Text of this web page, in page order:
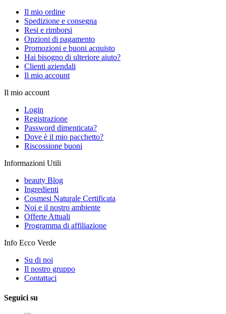
Il mio ordine
Spedizione e consegna
Resi e rimborsi
Opzioni di pagamento
Promozioni e buoni acquisto
Hai bisogno di ulteriore aiuto?
Clienti aziendali
Il mio account
Il mio account
Login
Registrazione
Password dimenticata?
Dove è il mio pacchetto?
Riscossione buoni
Informazioni Utili
beauty Blog
Ingredienti
Cosmesi Naturale Certificata
Noi e il nostro ambiente
Offerte Attuali
Programma di affiliazione
Info Ecco Verde
Su di noi
Il nostro gruppo
Contattaci
Seguici su